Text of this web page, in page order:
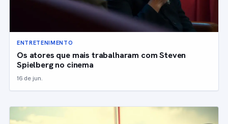
ENTRETENIMENTO
Os atores que mais trabalharam com Steven
Spielberg no cinema
16 de jun.